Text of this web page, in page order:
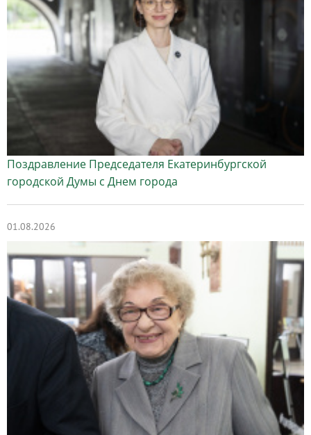
Поздравление Председателя Екатеринбургской
городской Думы с Днем города
01.08.2026